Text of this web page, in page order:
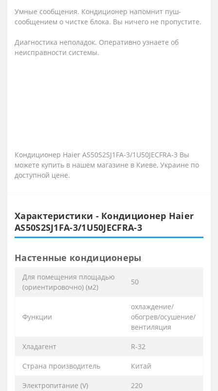
Умные сообщения. Кондиционер напомнит пуш-
сообщением о чистке блока. Вы ничего не пропустите.
Диагностика неполадок. Оперативно узнаете об
неисправности системы.
Кондиционер Haier AS50S2SJ1FA-3/1U50JECFRA-3 Вы
можете купить в нашем магазине в Киеве, Украине по
доступной цене.
Характеристики - Кондиционер Haier
AS50S2SJ1FA-3/1U50JECFRA-3
Настенные кондиционеры
Для помещения площадью
(ориентировочно) (м2)
50
Функции
охлаждение/
обогрев/осушение/
вентиляция
Хладагент R-32
Страна производитель Китай
Электропитание (V) 220